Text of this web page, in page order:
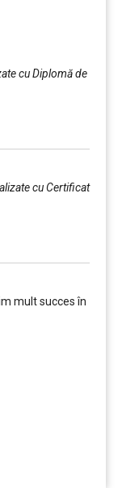
cu Diplomă de
cu Certificat
mult succes în